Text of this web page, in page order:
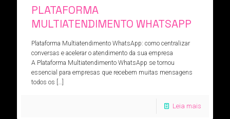
PLATAFORMA
MULTIATENDIMENTO WHATSAPP
Plataforma Multiatendimento WhatsApp: como centralizar
conversas e acelerar o atendimento da sua empresa
A Plataforma Multiatendimento WhatsApp se tornou
essencial para empresas que recebem muitas mensagens
todos os […]
Leia mais